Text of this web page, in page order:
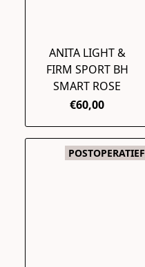
ANITA LIGHT &
FIRM SPORT BH
SMART ROSE
€60,00
POSTOPERATIEF